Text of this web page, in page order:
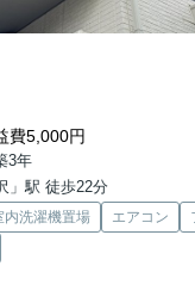
費5,000円
3年
」駅 徒歩22分
内洗濯機置場 エアコン